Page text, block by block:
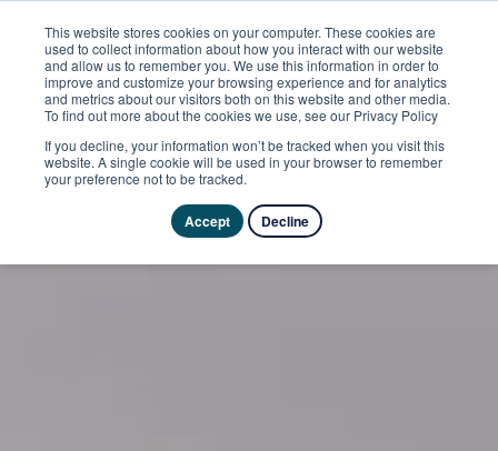
This website stores cookies on your computer. These cookies are
used to collect information about how you interact with our website
and allow us to remember you. We use this information in order to
improve and customize your browsing experience and for analytics
and metrics about our visitors both on this website and other media.
To find out more about the cookies we use, see our Privacy Policy
If you decline, your information won’t be tracked when you visit this
website. A single cookie will be used in your browser to remember
your preference not to be tracked.
Accept Decline